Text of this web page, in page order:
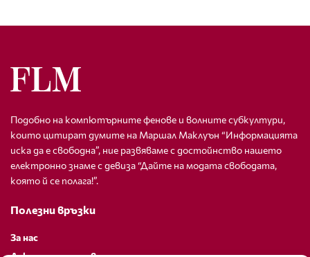
Подобно на компютърните фенове и волните субкултури,
които цитират думите на Маршал Маклуън “Информацията
иска да е свободна”, ние развяваме с достойнство нашето
електронно знаме с девиза “Дайте на модата свободата,
която й се полага!”.
Полезни връзки
За нас